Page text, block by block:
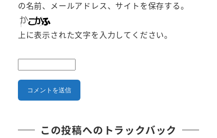
の名前、メールアドレス、サイトを保存する。
上に表示された文字を入力してください。
この投稿へのトラックバック